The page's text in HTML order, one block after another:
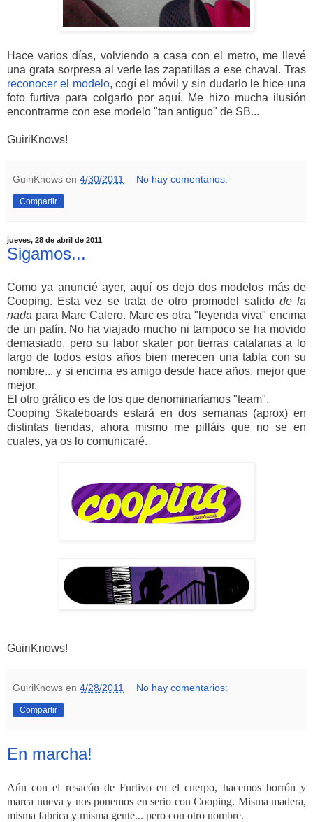
Hace varios días, volviendo a casa con el metro, me llevé
una grata sorpresa al verle las zapatillas a ese chaval. Tras
reconocer el modelo, cogí el móvil y sin dudarlo le hice una
foto furtiva para colgarlo por aquí. Me hizo mucha ilusión
encontrarme con ese modelo "tan antiguo" de SB...
GuiriKnows!
GuiriKnows en 4/30/2011 No hay comentarios:
Compartir
jueves, 28 de abril de 2011
Sigamos...
Como ya anuncié ayer, aquí os dejo dos modelos más de
Cooping. Esta vez se trata de otro promodel salido de la
nada para Marc Calero. Marc es otra "leyenda viva" encima
de un patín. No ha viajado mucho ni tampoco se ha movido
demasiado, pero su labor skater por tierras catalanas a lo
largo de todos estos años bien merecen una tabla con su
nombre... y si encima es amigo desde hace años, mejor que
mejor.
El otro gráfico es de los que denominaríamos "team".
Cooping Skateboards estará en dos semanas (aprox) en
distintas tiendas, ahora mismo me pilláis que no se en
cuales, ya os lo comunicaré.
GuiriKnows!
GuiriKnows en 4/28/2011 No hay comentarios:
Compartir
En marcha!
Aún con el resacón de Furtivo en el cuerpo, hacemos borrón y
marca nueva y nos ponemos en serio con Cooping. Misma madera,
misma fabrica y misma gente... pero con otro nombre.